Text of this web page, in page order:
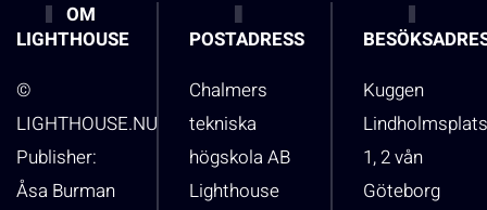
OM
LIGHTHOUSE
©
LIGHTHOUSE.NU
Publisher:
Åsa Burman
POSTADRESS
Chalmers
tekniska
högskola AB
Lighthouse
Kuggen
1, 2 vån
Göteborg